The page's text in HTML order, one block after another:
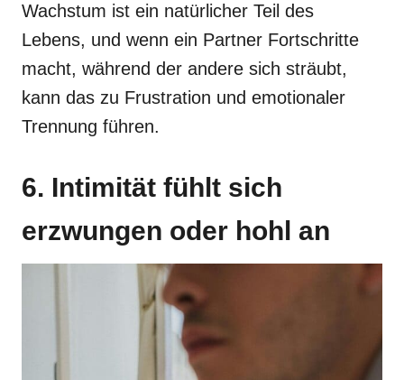
Wachstum ist ein natürlicher Teil des
Lebens, und wenn ein Partner Fortschritte
macht, während der andere sich sträubt,
kann das zu Frustration und emotionaler
Trennung führen.
6. Intimität fühlt sich
erzwungen oder hohl an